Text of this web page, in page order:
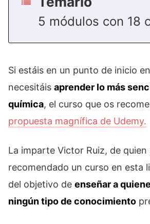
5 módulos con 18
Si estáis en un punto de inicio
necesitáis aprender lo más
química, el curso que os
propuesta magnífica de Udemy.
La imparte Victor Ruiz, de quien
recomendado un curso en esta
del objetivo de enseñar a
ningún tipo de conocimiento